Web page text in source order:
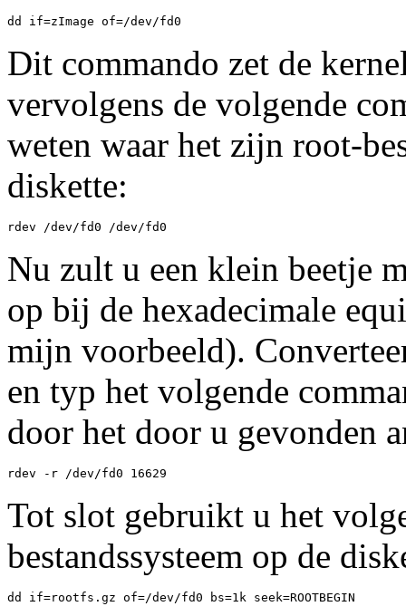
dd if=zImage of=/dev/fd0
Dit commando zet de
vervolgens de volgende
weten waar het zijn root-
diskette:
rdev /dev/fd0 /dev/fd0
Nu zult u een klein beetje
op bij de hexadecimale
mijn voorbeeld).
en typ het volgende
door het door u gevonden
rdev -r /dev/fd0 16629
Tot slot gebruikt u het
bestandssysteem op de
dd if=rootfs.gz of=/dev/fd0 bs=1k seek=ROOTBEGIN